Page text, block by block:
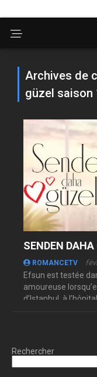
Archives de
güzel
ROMANCETV
Efsun est testée
amoureuse
d’Istanbul, à
Rechercher